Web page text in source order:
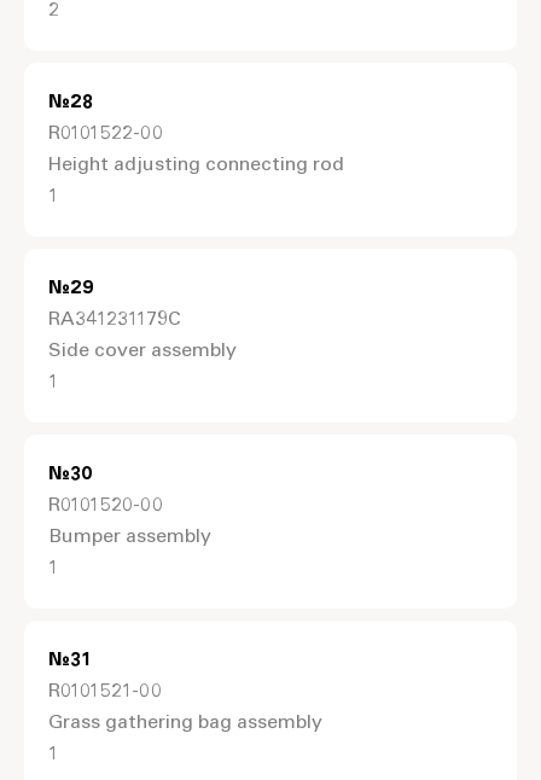
2
№28
R0101522-00
Height adjusting connecting rod
1
№29
RA341231179C
Side cover assembly
1
№30
R0101520-00
Bumper assembly
1
№31
R0101521-00
Grass gathering bag assembly
1